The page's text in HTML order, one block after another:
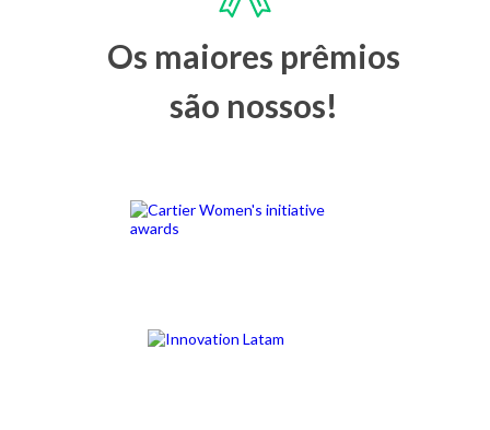
Os maiores prêmios
são nossos!